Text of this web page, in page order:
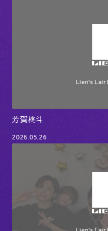
芳賀柊斗
2026.05.26